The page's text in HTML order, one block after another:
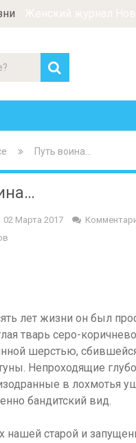
Путь воина…
02 Марта 2017
лет жизни он был
тварь серо-
шерстью,
Непроходящие
в лохмотья
бандитский вид.
нашей старой и